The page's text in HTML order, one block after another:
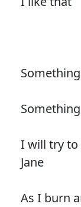
I will try to
Jane
As I burn